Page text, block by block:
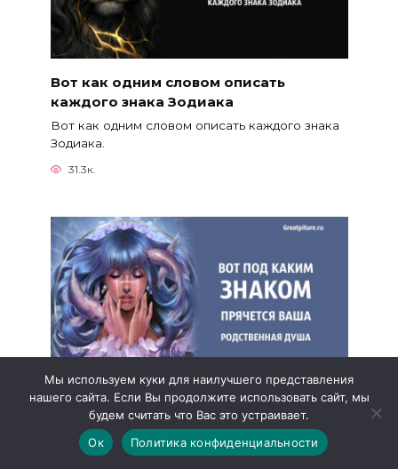
Вот как одним словом описать
каждого знака Зодиака
Вот как одним словом описать каждого знака
Зодиака.
31.3к.
Вот под каким знаком прячется ваша
родственная душа
Вот под каким знаком прячется ваша
Мы используем куки для наилучшего представления
нашего сайта. Если Вы продолжите использовать сайт, мы
будем считать что Вас это устраивает.
Ок
Политика конфиденциальности